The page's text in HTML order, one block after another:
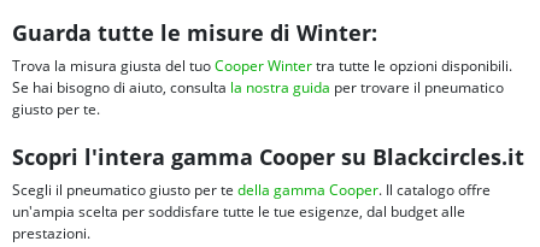
Guarda tutte le misure di Winter:
Trova la misura giusta del tuoCooper Wintertra tutte le opzioni disponibili.
Se hai bisogno di aiuto, consulta la nostra guida per trovare il pneumatico
giusto per te.
Scopri l'intera gamma Cooper su Blackcircles.it
Scegli il pneumatico giusto per te della gamma Cooper. Il catalogo offre
un'ampia scelta per soddisfare tutte le tue esigenze, dal budget alle
prestazioni.